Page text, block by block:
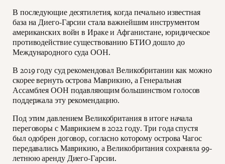
В последующие десятилетия, когда печально известная
база на Диего-Гарсии стала важнейшим инструментом
американских войн в Ираке и Афганистане, юридическое
противодействие существованию БТИО дошло до
Международного суда ООН.
В 2019 году суд рекомендовал Великобритании как можно
скорее вернуть острова Маврикию, а Генеральная
Ассамблея ООН подавляющим большинством голосов
поддержала эту рекомендацию.
Под этим давлением Великобритания в итоге начала
переговоры с Маврикием в 2022 году. Три года спустя
был одобрен договор, согласно которому острова Чагос
передавались Маврикию, а Великобритания сохраняла 99-
летнюю аренду Диего-Гарсии.